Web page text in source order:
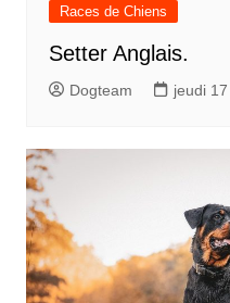
Races de Chiens
Setter Anglais.
Dogteam jeudi